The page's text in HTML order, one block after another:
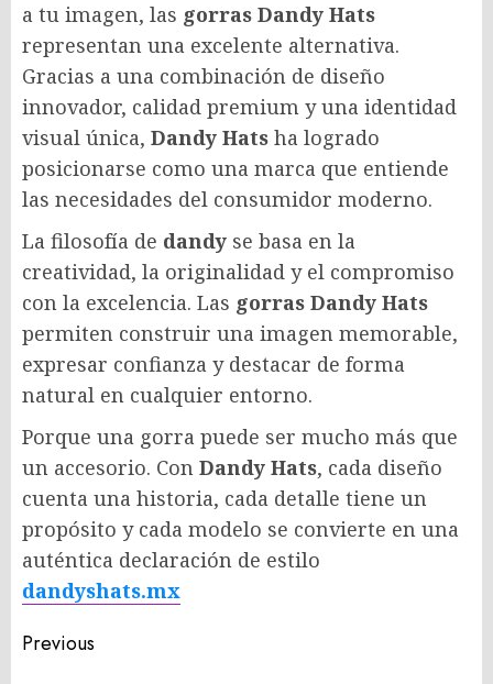
a tu imagen, las gorras Dandy Hats
representan una excelente alternativa.
Gracias a una combinación de diseño
innovador, calidad premium y una identidad
visual única, Dandy Hats ha logrado
posicionarse como una marca que entiende
las necesidades del consumidor moderno.
La filosofía de dandy se basa en la
creatividad, la originalidad y el compromiso
con la excelencia. Las gorras Dandy Hats
permiten construir una imagen memorable,
expresar confianza y destacar de forma
natural en cualquier entorno.
Porque una gorra puede ser mucho más que
un accesorio. Con Dandy Hats, cada diseño
cuenta una historia, cada detalle tiene un
propósito y cada modelo se convierte en una
auténtica declaración de estilo
dandyshats.mx
Post
Previous